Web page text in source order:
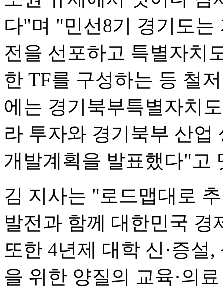
다"며 "민선8기 경기도는
전을 선포하고 특별자치
한 TF를 구성하는 등 철
에는 경기북부특별자치
라 투자와 경기북부 산업
개발계획을 발표했다"고
김 지사는 "로드맵대로
발전과 함께 대한민국
또한 4년제 대학 신·증설
을 위한 양질의 교육·의